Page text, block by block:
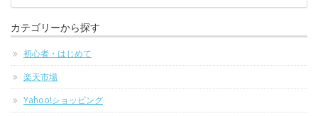
カテゴリーから探す
初心者・はじめて
楽天市場
Yahoo!ショッピング